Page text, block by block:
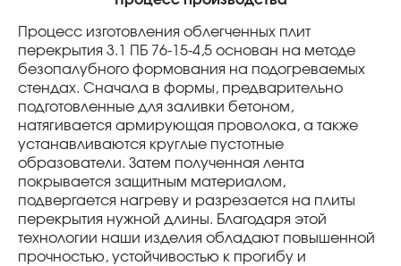
Процесс изготовления облегченных плит
перекрытия 3.1 ПБ 76-15-4,5 основан на методе
безопалубного формования на подогреваемых
стендах. Сначала в формы, предварительно
подготовленные для заливки бетоном,
натягивается армирующая проволока, а также
устанавливаются круглые пустотные
образователи. Затем полученная лента
покрывается защитным материалом,
подвергается нагреву и разрезается на плиты
перекрытия нужной длины. Благодаря этой
технологии наши изделия обладают повышенной
прочностью, устойчивостью к прогибу и